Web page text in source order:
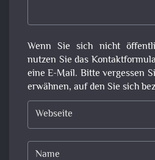
Wenn Sie sich nicht
nutzen Sie das
eine E-Mail. Bitte vergessen
erwähnen, auf den Sie sich